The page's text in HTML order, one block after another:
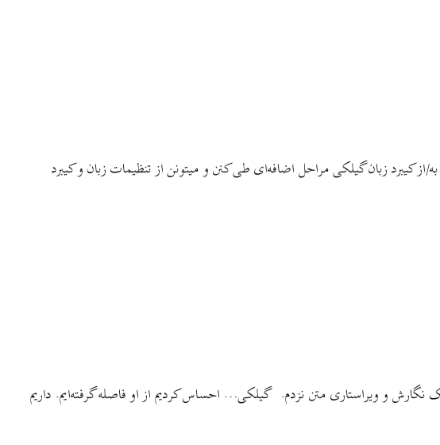
از کیبرد زبان گیلکی مراحل اضافه‌ای طی کنن و میتونن از تنظیمات زبان و کیبرد
و ویراستاری متن نزدم. گیلکی… احساس کردیم از او فاصله گرفته‌ایم. داریم